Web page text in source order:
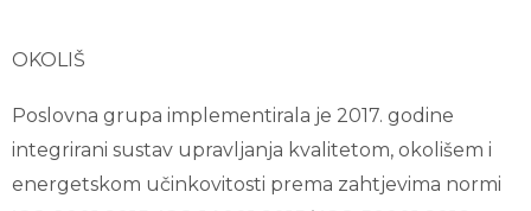
OKOLIŠ
Poslovna grupa implementirala je 2017. godine
integrirani sustav upravljanja kvalitetom, okolišem i
energetskom učinkovitosti prema zahtjevima normi